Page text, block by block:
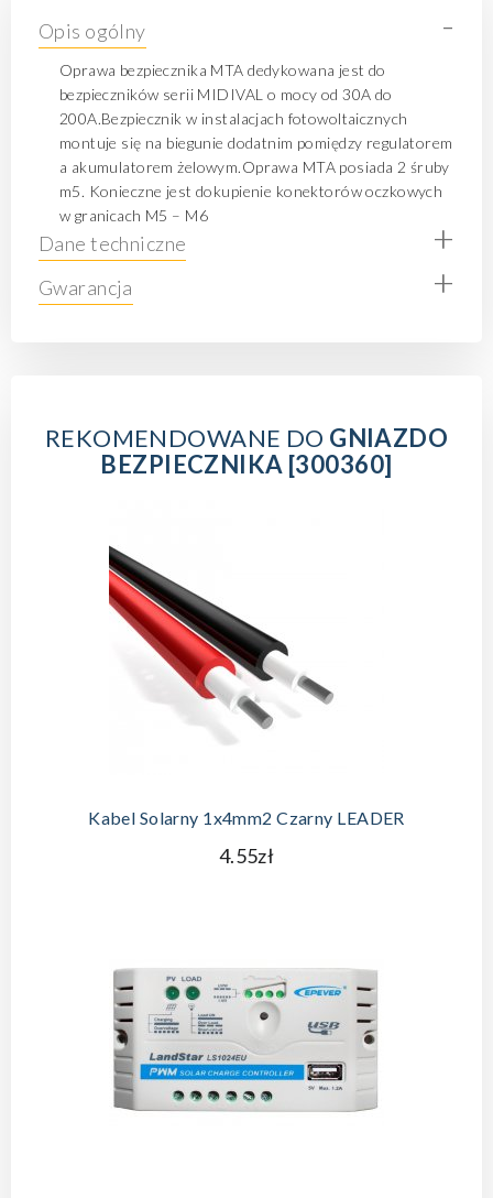
Opis ogólny -
Oprawa bezpiecznika MTA dedykowana jest do
bezpieczników serii MIDIVAL o mocy od 30A do
200A.Bezpiecznik w instalacjach fotowoltaicznych
montuje się na biegunie dodatnim pomiędzy regulatorem
a akumulatorem żelowym.Oprawa MTA posiada 2 śruby
m5. Konieczne jest dokupienie konektorów oczkowych
w granicach M5 – M6
Dane techniczne +
Gwarancja +
REKOMENDOWANE DO GNIAZDO
BEZPIECZNIKA [300360]
Kabel Solarny 1x4mm2 Czarny LEADER
4.55zł